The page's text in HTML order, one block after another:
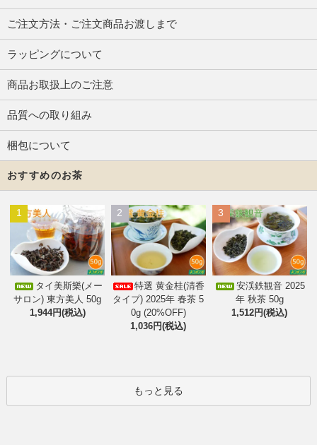
ご注文方法・ご注文商品お渡しまで
ラッピングについて
商品お取扱上のご注意
品質への取り組み
梱包について
おすすめのお茶
1
タイ美斯樂(メー
サロン) 東方美人 50g
1,944円(税込)
2
特選 黄金桂(清香
タイプ) 2025年 春茶 5
0g (20%OFF)
1,036円(税込)
3
安渓鉄観音 2025
年 秋茶 50g
1,512円(税込)
もっと見る